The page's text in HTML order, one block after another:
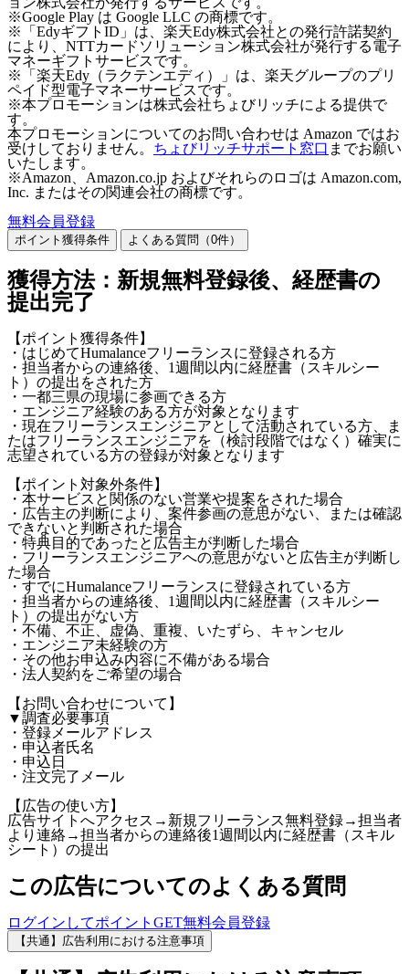
※Google Play は Google LLC の商標です。
※「EdyギフトID」は、楽天Edy株式会社との発行許諾契約
により、NTTカードソリューション株式会社が発行する電子
マネーギフトサービスです。
※「楽天Edy（ラクテンエディ）」は、楽天グループのプリ
ペイド型電子マネーサービスです。
※本プロモーションは株式会社ちょびリッチによる提供で
す。
本プロモーションについてのお問い合わせは Amazon ではお
受けしておりません。 ちょびリッチサポート窓口 までお願い
いたします。
※Amazon、Amazon.co.jp およびそれらのロゴは Amazon.com,
Inc. またはその関連会社の商標です。
無料会員登録
ポイント獲得条件 よくある質問（0件）
獲得方法：新規無料登録後、経歴書の
提出完了
【ポイント獲得条件】
・はじめてHumalanceフリーランスに登録される方
・担当者からの連絡後、1週間以内に経歴書（スキルシー
ト）の提出をされた方
・一都三県の現場に参画できる方
・エンジニア経験のある方が対象となります
・現在フリーランスエンジニアとして活動されている方、ま
たはフリーランスエンジニアを（検討段階ではなく）確実に
志望されている方の登録が対象となります
【ポイント対象外条件】
・本サービスと関係のない営業や提案をされた場合
・広告主の判断により、案件参画の意思がない、または確認
できないと判断された場合
・特典目的であったと広告主が判断した場合
・フリーランスエンジニアへの意思がないと広告主が判断し
た場合
・すでにHumalanceフリーランスに登録されている方
・担当者からの連絡後、1週間以内に経歴書（スキルシー
ト）の提出がない方
・不備、不正、虚偽、重複、いたずら、キャンセル
・エンジニア未経験の方
・その他お申込み内容に不備がある場合
・法人契約をご希望の場合
【お問い合わせについて】
▼調査必要事項
・登録メールアドレス
・申込者氏名
・申込日
・注文完了メール
【広告の使い方】
広告サイトへアクセス→新規フリーランス無料登録→担当者
より連絡→担当者からの連絡後1週間以内に経歴書（スキル
シート）の提出
この広告についてのよくある質問
ログインしてポイントGET無料会員登録
【共通】広告利用における注意事項